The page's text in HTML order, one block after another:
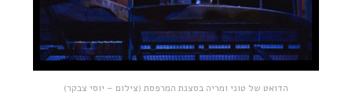
הדואט של טוני ומריה בסצנת המרפסת (צילום – יוסי צבקר)